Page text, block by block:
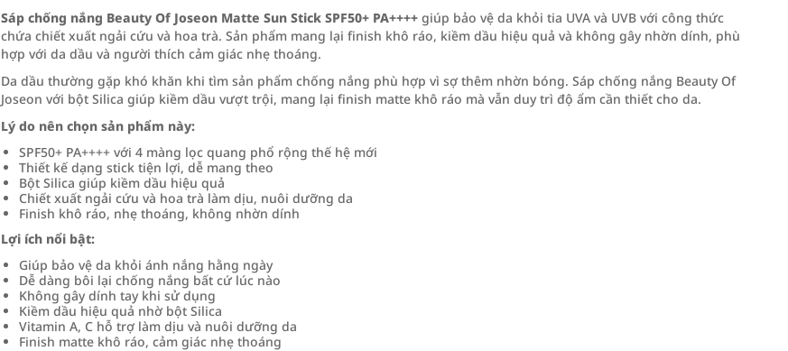
Sáp chống nắng Beauty Of Joseon Matte Sun Stick SPF50+ PA++++ giúp bảo vệ da khỏi tia UVA và UVB với công thức
chứa chiết xuất ngải cứu và hoa trà. Sản phẩm mang lại finish khô ráo, kiềm dầu hiệu quả và không gây nhờn dính, phù
hợp với da dầu và người thích cảm giác nhẹ thoáng.
Da dầu thường gặp khó khăn khi tìm sản phẩm chống nắng phù hợp vì sợ thêm nhờn bóng. Sáp chống nắng Beauty Of
Joseon với bột Silica giúp kiềm dầu vượt trội, mang lại finish matte khô ráo mà vẫn duy trì độ ẩm cần thiết cho da.
Lý do nên chọn sản phẩm này:
SPF50+ PA++++ với 4 màng lọc quang phổ rộng thế hệ mới
Thiết kế dạng stick tiện lợi, dễ mang theo
Bột Silica giúp kiềm dầu hiệu quả
Chiết xuất ngải cứu và hoa trà làm dịu, nuôi dưỡng da
Finish khô ráo, nhẹ thoáng, không nhờn dính
Lợi ích nổi bật:
Giúp bảo vệ da khỏi ánh nắng hằng ngày
Dễ dàng bôi lại chống nắng bất cứ lúc nào
Không gây dính tay khi sử dụng
Kiềm dầu hiệu quả nhờ bột Silica
Vitamin A, C hỗ trợ làm dịu và nuôi dưỡng da
Finish matte khô ráo, cảm giác nhẹ thoáng